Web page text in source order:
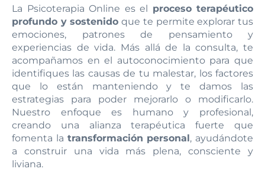
La Psicoterapia Online es el proceso terapéutico
profundo y sostenido que te permite explorar tus
emociones, patrones de pensamiento y
experiencias de vida. Más allá de la consulta, te
acompañamos en el autoconocimiento para que
identifiques las causas de tu malestar, los factores
que lo están manteniendo y te damos las
estrategias para poder mejorarlo o modificarlo.
Nuestro enfoque es humano y profesional,
creando una alianza terapéutica fuerte que
fomenta la transformación personal, ayudándote
a construir una vida más plena, consciente y
liviana.